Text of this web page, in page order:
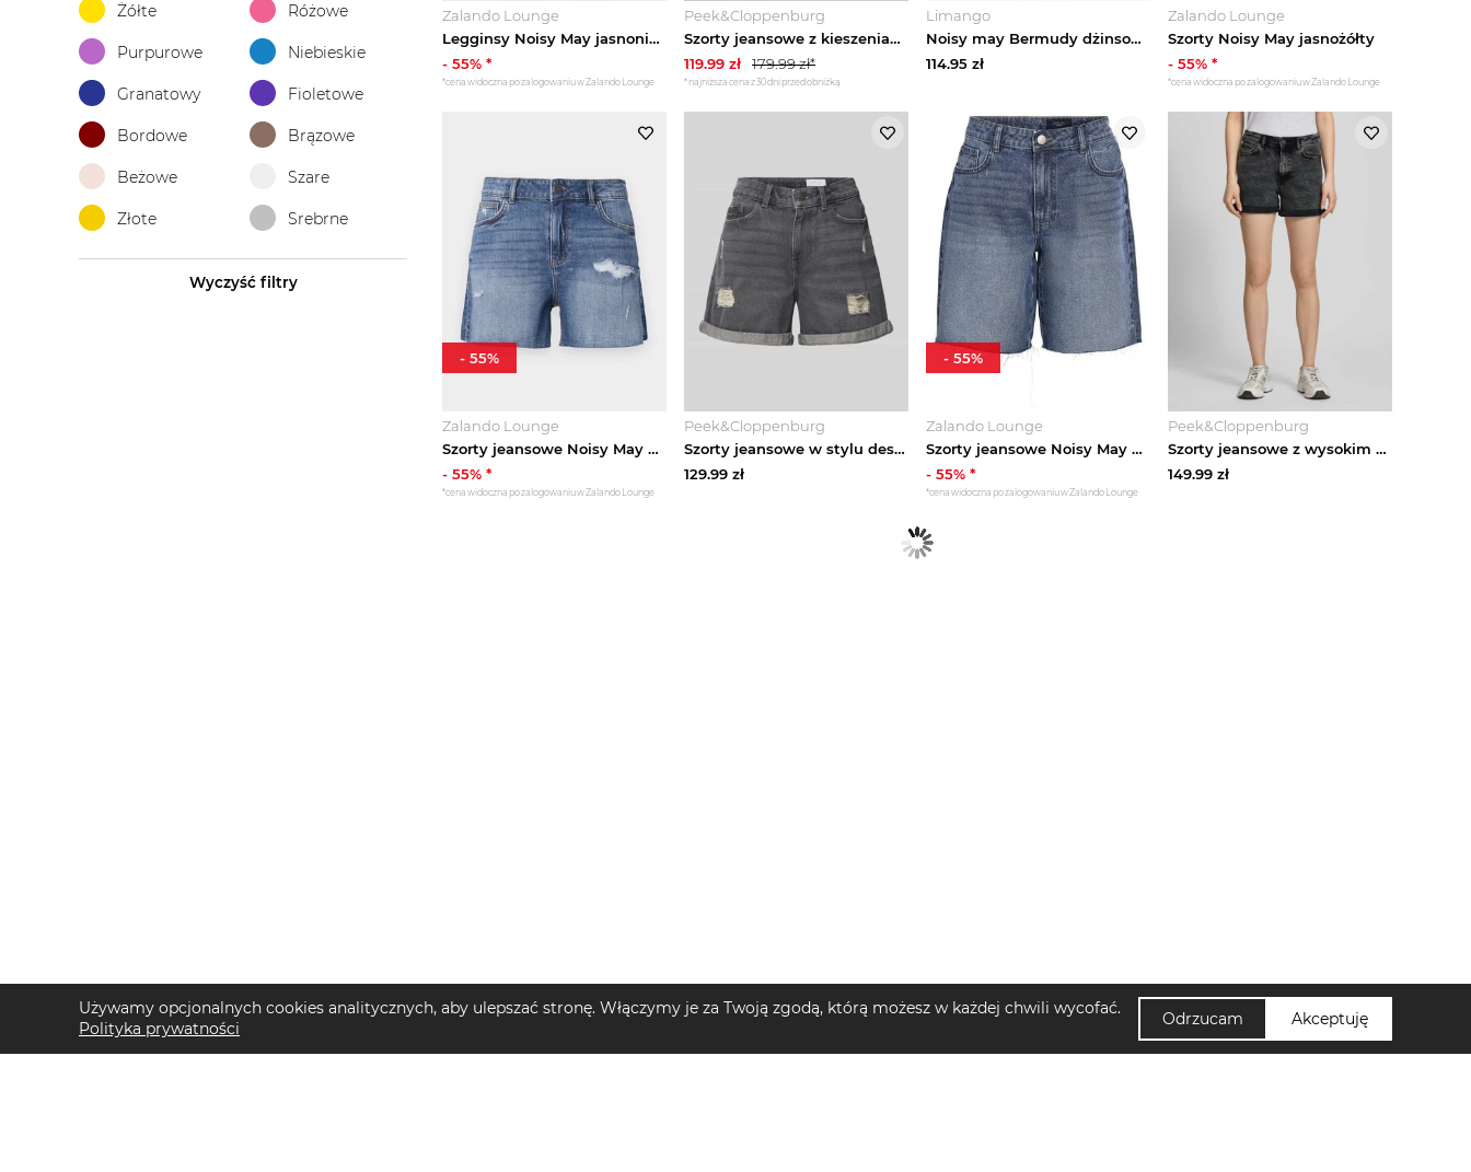
Żółte Różowe
Purpurowe Niebieskie
Granatowy Fioletowe
Bordowe Brązowe
Beżowe Szare
Złote Srebrne
Wyczyść filtry
Zalando Lounge
Legginsy Noisy May jasnoniebieski denim
- 55% *
*cena widoczna po zalogowaniu w Zalando Lounge
Peek&Cloppenburg
Szorty jeansowe z kieszeniami cargo model ‘SMILEY’ Noisy May Jeansowy niebieski
119.99 zł 179.99zł*
*najniższa cena z 30 dni przed obniżką
Limango
Noisy may Bermudy dżinsowe w kolorze czarnym rozmiar: XS
114.95 zł
Zalando Lounge
Szorty Noisy May jasnożółty
- 55% *
*cena widoczna po zalogowaniu w Zalando Lounge
Zalando Lounge
Szorty jeansowe Noisy May niebieski denim
- 55% *
*cena widoczna po zalogowaniu w Zalando Lounge
- 55%
Peek&Cloppenburg
Szorty jeansowe w stylu destroyed model 'SMILEY' Noisy May Jasnoszary
129.99 zł
Zalando Lounge
Szorty jeansowe Noisy May niebieski denim
- 55% *
*cena widoczna po zalogowaniu w Zalando Lounge
- 55%
Peek&Cloppenburg
Szorty jeansowe z wysokim stanem z brzegiem model 'MONI' Noisy May Antracytowy
149.99 zł
Używamy opcjonalnych cookies analitycznych, aby ulepszać stronę. Włączymy je za Twoją zgodą, którą możesz w każdej chwili wycofać.
Polityka prywatności
Odrzucam Akceptuję